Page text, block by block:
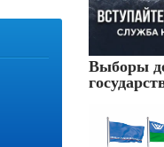
Выборы